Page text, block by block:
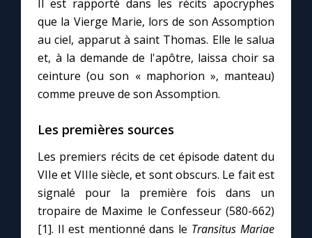
L'Évangile chaque jour
Les premiers samedis du mois
Marie qui défait les nœuds
Me consacrer à Jésus par Marie
Mes intentions de prière
Une Minute avec Marie
Il est rapporté dans les récits apocryphes
que la Vierge Marie, lors de son Assomption
au ciel, apparut à saint Thomas. Elle le salua
et, à la demande de l'apôtre, laissa choir sa
ceinture (ou son « maphorion », manteau)
comme preuve de son Assomption.
Les premières sources
Les premiers récits de cet épisode datent du
VIIe et VIIIe siècle, et sont obscurs. Le fait est
signalé pour la première fois dans un
tropaire de Maxime le Confesseur (580-662)
[1]. Il est mentionné dans le Transitus Mariae